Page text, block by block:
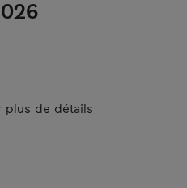
plus de détails